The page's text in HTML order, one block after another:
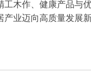
木作、健康产品与
产业迈向高质量发展